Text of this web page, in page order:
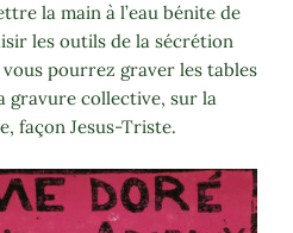
la main à l’eau bénite de
les outils de la sécrétion
vous pourrez graver les tables
gravure collective, sur la
façon Jesus-Triste.